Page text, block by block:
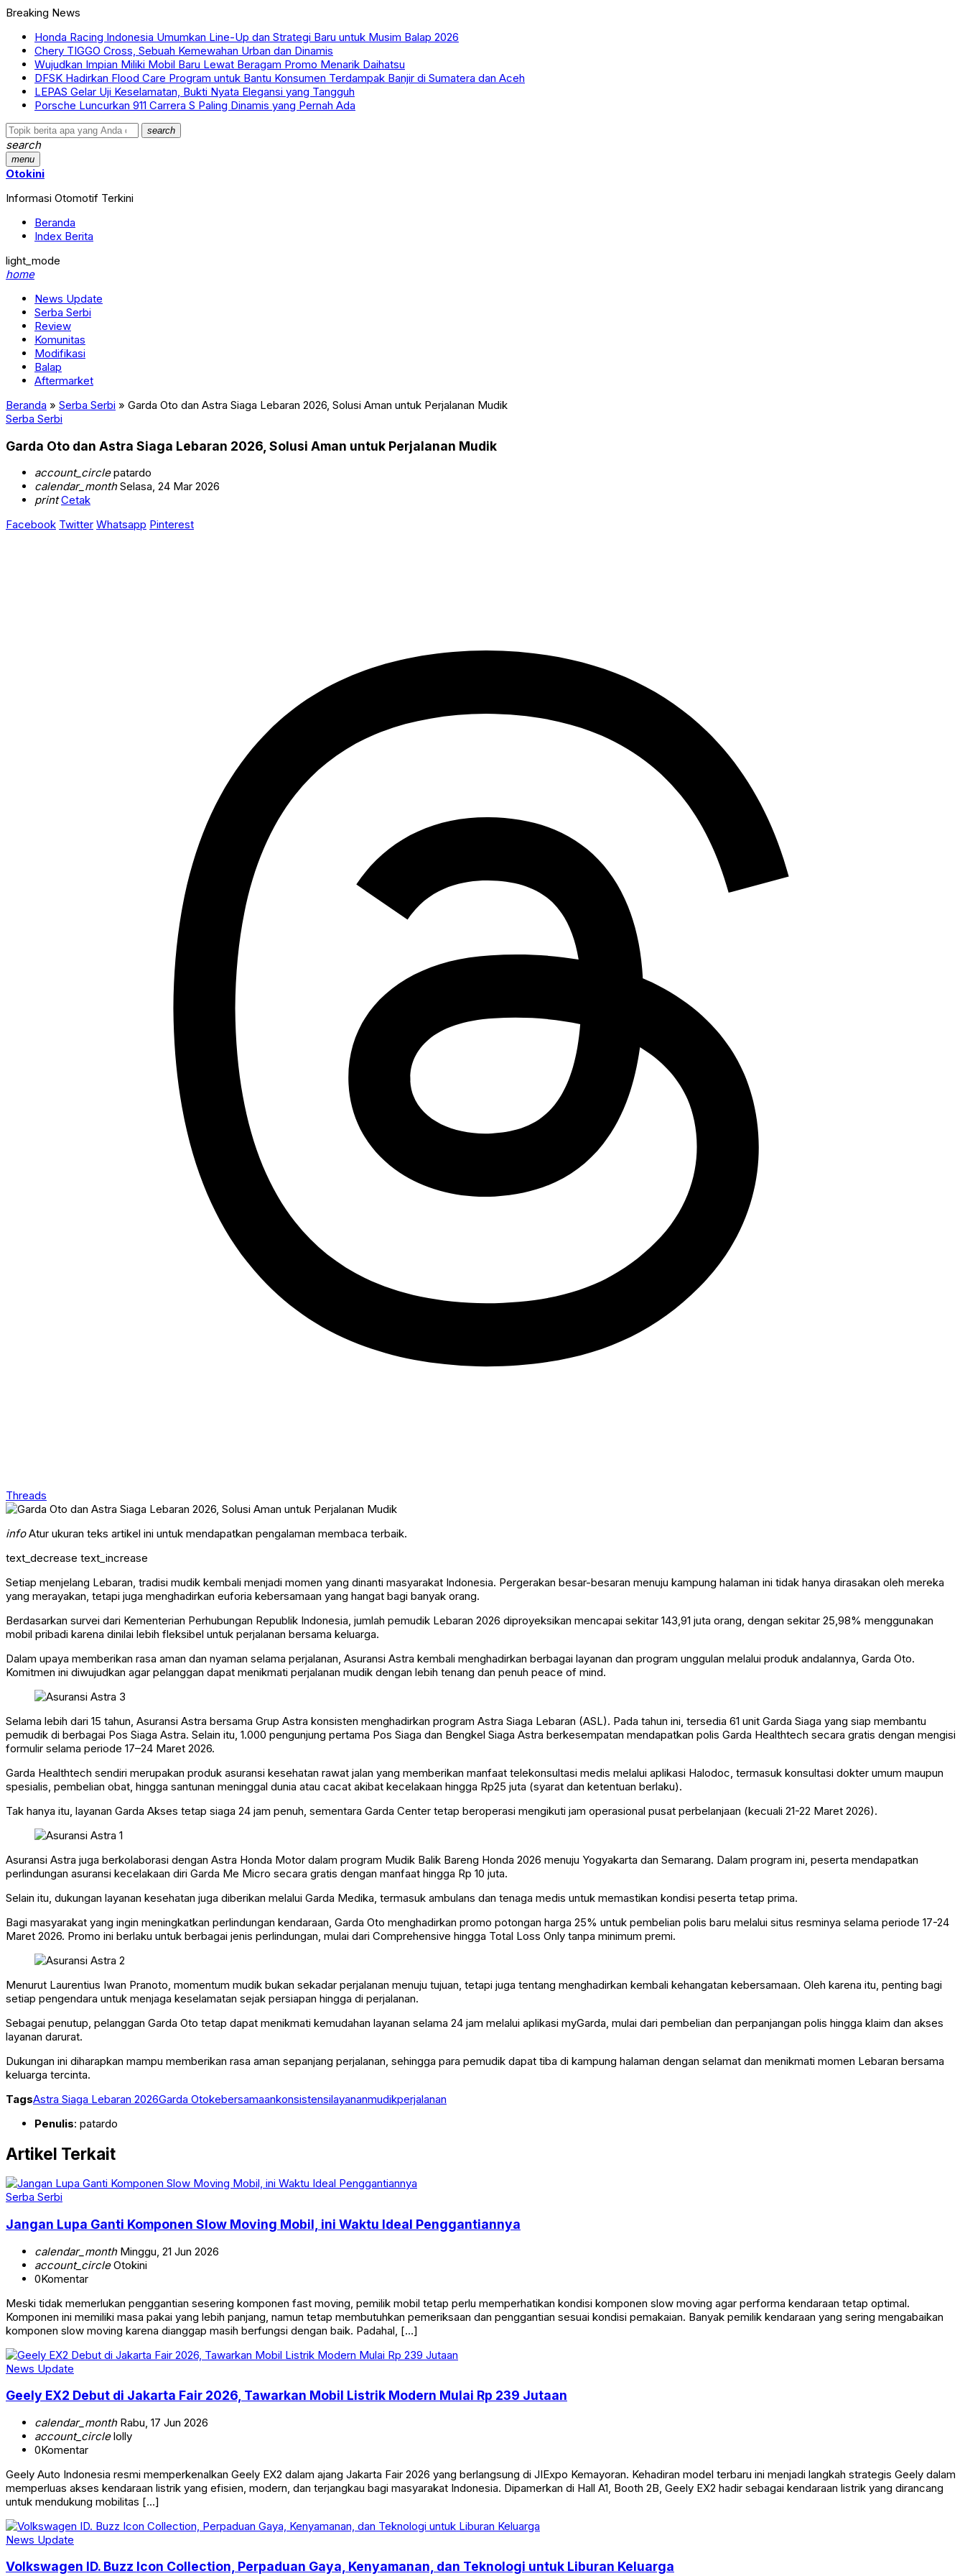
Breaking News
Honda Racing Indonesia Umumkan Line-Up dan Strategi Baru untuk Musim Balap 2026
Chery TIGGO Cross, Sebuah Kemewahan Urban dan Dinamis
Wujudkan Impian Miliki Mobil Baru Lewat Beragam Promo Menarik Daihatsu
DFSK Hadirkan Flood Care Program untuk Bantu Konsumen Terdampak Banjir di Sumatera dan Aceh
LEPAS Gelar Uji Keselamatan, Bukti Nyata Elegansi yang Tangguh
Porsche Luncurkan 911 Carrera S Paling Dinamis yang Pernah Ada
search
search
menu
Otokini
Informasi Otomotif Terkini
Beranda
Index Berita
light_mode
home
News Update
Serba Serbi
Review
Komunitas
Modifikasi
Balap
Aftermarket
Beranda » Serba Serbi » Garda Oto dan Astra Siaga Lebaran 2026, Solusi Aman untuk Perjalanan Mudik
Serba Serbi
Garda Oto dan Astra Siaga Lebaran 2026, Solusi Aman untuk Perjalanan Mudik
account_circlepatardo
calendar_monthSelasa, 24 Mar 2026
print Cetak
Facebook Twitter Whatsapp Pinterest
Threads
infoAtur ukuran teks artikel ini untuk mendapatkan pengalaman membaca terbaik.
text_decrease text_increase
Setiap menjelang Lebaran, tradisi mudik kembali menjadi momen yang dinanti masyarakat Indonesia. Pergerakan besar-besaran menuju kampung halaman ini tidak hanya dirasakan oleh mereka
yang merayakan, tetapi juga menghadirkan euforia kebersamaan yang hangat bagi banyak orang.
Berdasarkan survei dari Kementerian Perhubungan Republik Indonesia, jumlah pemudik Lebaran 2026 diproyeksikan mencapai sekitar 143,91 juta orang, dengan sekitar 25,98% menggunakan
mobil pribadi karena dinilai lebih fleksibel untuk perjalanan bersama keluarga.
Dalam upaya memberikan rasa aman dan nyaman selama perjalanan, Asuransi Astra kembali menghadirkan berbagai layanan dan program unggulan melalui produk andalannya, Garda Oto.
Komitmen ini diwujudkan agar pelanggan dapat menikmati perjalanan mudik dengan lebih tenang dan penuh peace of mind.
Selama lebih dari 15 tahun, Asuransi Astra bersama Grup Astra konsisten menghadirkan program Astra Siaga Lebaran (ASL). Pada tahun ini, tersedia 61 unit Garda Siaga yang siap membantu
pemudik di berbagai Pos Siaga Astra. Selain itu, 1.000 pengunjung pertama Pos Siaga dan Bengkel Siaga Astra berkesempatan mendapatkan polis Garda Healthtech secara gratis dengan mengisi
formulir selama periode 17–24 Maret 2026.
Garda Healthtech sendiri merupakan produk asuransi kesehatan rawat jalan yang memberikan manfaat telekonsultasi medis melalui aplikasi Halodoc, termasuk konsultasi dokter umum maupun
spesialis, pembelian obat, hingga santunan meninggal dunia atau cacat akibat kecelakaan hingga Rp25 juta (syarat dan ketentuan berlaku).
Tak hanya itu, layanan Garda Akses tetap siaga 24 jam penuh, sementara Garda Center tetap beroperasi mengikuti jam operasional pusat perbelanjaan (kecuali 21-22 Maret 2026).
Asuransi Astra juga berkolaborasi dengan Astra Honda Motor dalam program Mudik Balik Bareng Honda 2026 menuju Yogyakarta dan Semarang. Dalam program ini, peserta mendapatkan
perlindungan asuransi kecelakaan diri Garda Me Micro secara gratis dengan manfaat hingga Rp 10 juta.
Selain itu, dukungan layanan kesehatan juga diberikan melalui Garda Medika, termasuk ambulans dan tenaga medis untuk memastikan kondisi peserta tetap prima.
Bagi masyarakat yang ingin meningkatkan perlindungan kendaraan, Garda Oto menghadirkan promo potongan harga 25% untuk pembelian polis baru melalui situs resminya selama periode 17-24
Maret 2026. Promo ini berlaku untuk berbagai jenis perlindungan, mulai dari Comprehensive hingga Total Loss Only tanpa minimum premi.
Menurut Laurentius Iwan Pranoto, momentum mudik bukan sekadar perjalanan menuju tujuan, tetapi juga tentang menghadirkan kembali kehangatan kebersamaan. Oleh karena itu, penting bagi
setiap pengendara untuk menjaga keselamatan sejak persiapan hingga di perjalanan.
Sebagai penutup, pelanggan Garda Oto tetap dapat menikmati kemudahan layanan selama 24 jam melalui aplikasi myGarda, mulai dari pembelian dan perpanjangan polis hingga klaim dan akses
layanan darurat.
Dukungan ini diharapkan mampu memberikan rasa aman sepanjang perjalanan, sehingga para pemudik dapat tiba di kampung halaman dengan selamat dan menikmati momen Lebaran bersama
keluarga tercinta.
TagsAstra Siaga Lebaran 2026Garda Otokebersamaankonsistensilayananmudikperjalanan
Penulis: patardo
Artikel Terkait
Serba Serbi
Jangan Lupa Ganti Komponen Slow Moving Mobil, ini Waktu Ideal Penggantiannya
calendar_monthMinggu, 21 Jun 2026
account_circleOtokini
0Komentar
Meski tidak memerlukan penggantian sesering komponen fast moving, pemilik mobil tetap perlu memperhatikan kondisi komponen slow moving agar performa kendaraan tetap optimal.
Komponen ini memiliki masa pakai yang lebih panjang, namun tetap membutuhkan pemeriksaan dan penggantian sesuai kondisi pemakaian. Banyak pemilik kendaraan yang sering mengabaikan
komponen slow moving karena dianggap masih berfungsi dengan baik. Padahal, […]
News Update
Geely EX2 Debut di Jakarta Fair 2026, Tawarkan Mobil Listrik Modern Mulai Rp 239 Jutaan
calendar_monthRabu, 17 Jun 2026
account_circlelolly
0Komentar
Geely Auto Indonesia resmi memperkenalkan Geely EX2 dalam ajang Jakarta Fair 2026 yang berlangsung di JIExpo Kemayoran. Kehadiran model terbaru ini menjadi langkah strategis Geely dalam
memperluas akses kendaraan listrik yang efisien, modern, dan terjangkau bagi masyarakat Indonesia. Dipamerkan di Hall A1, Booth 2B, Geely EX2 hadir sebagai kendaraan listrik yang dirancang
untuk mendukung mobilitas […]
News Update
Volkswagen ID. Buzz Icon Collection, Perpaduan Gaya, Kenyamanan, dan Teknologi untuk Liburan Keluarga